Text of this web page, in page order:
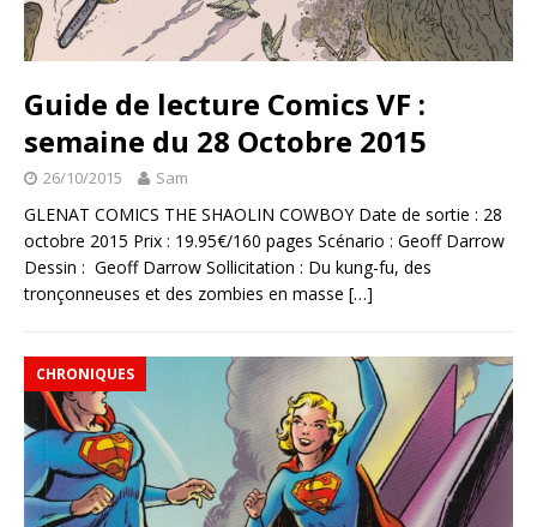
Guide de lecture Comics VF :
semaine du 28 Octobre 2015
26/10/2015 Sam
GLENAT COMICS THE SHAOLIN COWBOY Date de sortie : 28
octobre 2015 Prix : 19.95€/160 pages Scénario : Geoff Darrow
Dessin : Geoff Darrow Sollicitation : Du kung-fu, des
tronçonneuses et des zombies en masse […]
CHRONIQUES